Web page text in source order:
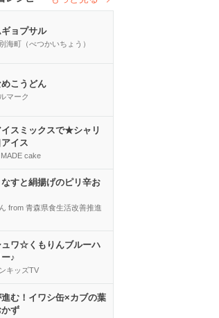
ョプサル
海町（べつかいちょう）
こうどん
マーク
スミックスで★シャリ
イス
cake
なすと絹揚げのピリ辛お
from 青森県食生活改善推進
ュワ☆くもりんブルーハ
♪
キッズTV
む！イワシ缶×カブの葉
ず